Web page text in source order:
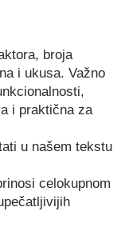
broja
i ukusa. Važno
i praktična za
u našem tekstu
celokupnom